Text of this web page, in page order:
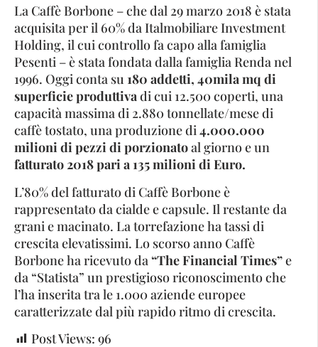
La Caffè Borbone – che dal 29 marzo 2018 è stata
acquisita per il 60% da Italmobiliare Investment
Holding, il cui controllo fa capo alla famiglia
Pesenti – è stata fondata dalla famiglia Renda nel
1996. Oggi conta su 180 addetti, 40mila mq di
superficie produttivadi cui 12.500 coperti, una
capacità massima di 2.880 tonnellate/mese di
caffè tostato, una produzione di4.000.000
milioni di pezzi di porzionatoal giorno e un
fatturato 2018 pari a 135 milioni di Euro.
L’80% del fatturato di Caffè Borbone è
rappresentato da cialde e capsule. Il restante da
grani e macinato. La torrefazione ha tassi di
crescita elevatissimi. Lo scorso anno Caffè
Borbone ha ricevuto da “The Financial Times”e
da “Statista” un prestigioso riconoscimento che
l’ha inserita tra le 1.000 aziende europee
caratterizzate dal più rapido ritmo di crescita.
Post Views: 96